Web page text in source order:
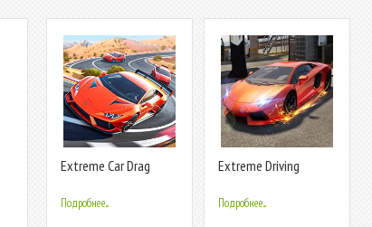
Extreme Car Drag
Подробнее...
Extreme Driving
2020
Подробнее...